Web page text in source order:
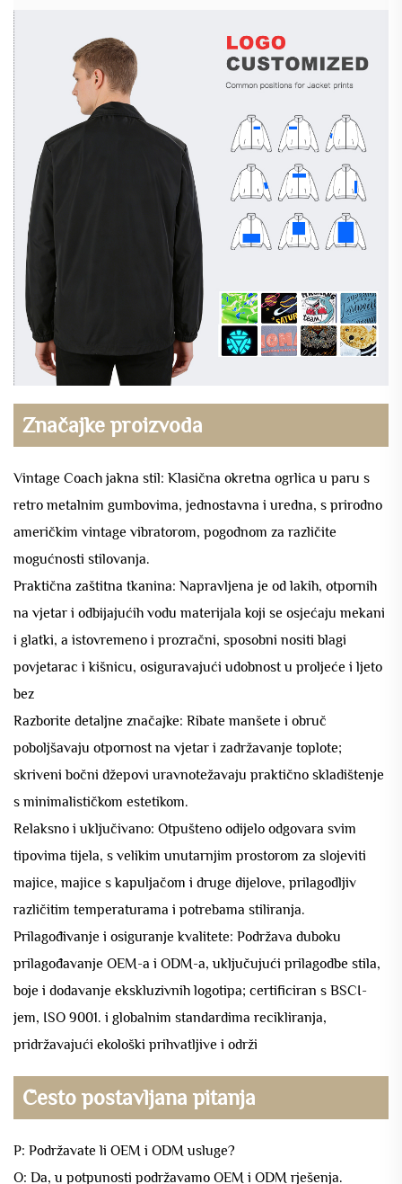
Značajke proizvoda
Vintage Coach jakna stil: Klasična okretna ogrlica u paru s
retro metalnim gumbovima, jednostavna i uredna, s prirodno
američkim vintage vibratorom, pogodnom za različite
mogućnosti stilovanja.
Praktična zaštitna tkanina: Napravljena je od lakih, otpornih
na vjetar i odbijajućih vodu materijala koji se osjećaju mekani
i glatki, a istovremeno i prozračni, sposobni nositi blagi
povjetarac i kišnicu, osiguravajući udobnost u proljeće i ljeto
bez
Razborite detaljne značajke: Ribate manšete i obruč
poboljšavaju otpornost na vjetar i zadržavanje toplote;
skriveni bočni džepovi uravnotežavaju praktično skladištenje
s minimalističkom estetikom.
Relaksno i uključivano: Otpušteno odijelo odgovara svim
tipovima tijela, s velikim unutarnjim prostorom za slojeviti
majice, majice s kapuljačom i druge dijelove, prilagodljiv
različitim temperaturama i potrebama stiliranja.
Prilagođivanje i osiguranje kvalitete: Podržava duboku
prilagođavanje OEM-a i ODM-a, uključujući prilagodbe stila,
boje i dodavanje ekskluzivnih logotipa; certificiran s BSCI-
jem, ISO 9001. i globalnim standardima recikliranja,
pridržavajući ekološki prihvatljive i održi
Često postavljana pitanja
P: Podržavate li OEM i ODM usluge?
O: Da, u potpunosti podržavamo OEM i ODM rješenja.